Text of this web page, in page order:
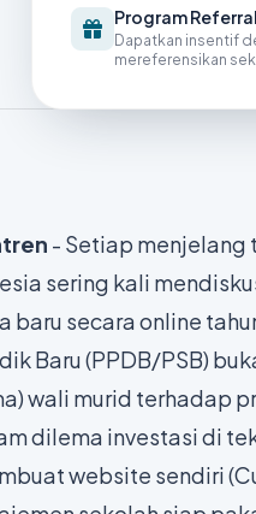
Program Referral
Dapatkan insentif
mereferensikan
- Setiap menjelang
sering kali
baru secara online
Baru (PPDB/PSB)
wali murid terhadap
dilema investasi di
website sendiri